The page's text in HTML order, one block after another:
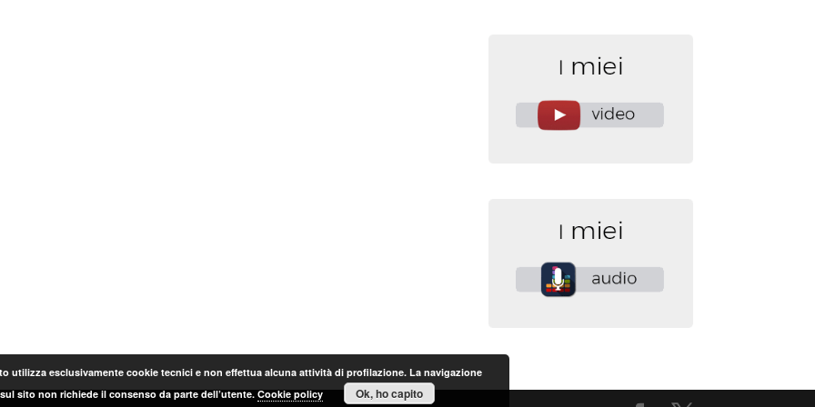
utilizza esclusivamente cookie tecnici e non effettua alcuna attività di profilazione. La navigazione
sul sito non richiede il consenso da parte dell’utente.Cookie policy Ok, ho capito